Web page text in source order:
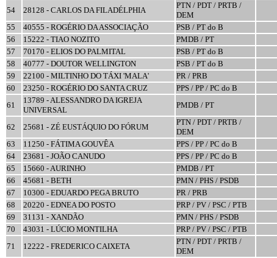
54
28128 - CARLOS DA FILADÉLPHIA
PTN / PDT / PRTB /
DEM
55
40555 - ROGÉRIO DA ASSOCIAÇÃO PSB / PT do B
56
15222 - TIAO NOZITO PMDB / PT
57
70170 - ELIOS DO PALMITAL PSB / PT do B
58
40777 - DOUTOR WELLINGTON PSB / PT do B
59
22100 - MILTINHO DO TÁXI 'MALA' PR / PRB
60
23250 - ROGÉRIO DO SANTA CRUZ PPS / PP / PC do B
61
13789 - ALESSANDRO DA IGREJA
UNIVERSAL
PMDB / PT
62 25681 - ZÉ EUSTÁQUIO DO FÓRUM
PTN / PDT / PRTB /
DEM
63
11250 - FÁTIMA GOUVÊA PPS / PP / PC do B
64
23681 - JOÃO CANUDO PPS / PP / PC do B
65
15660 - AURINHO PMDB / PT
66
45681 - BETH PMN / PHS / PSDB
67
10300 - EDUARDO PEGA BRUTO PR / PRB
68
20220 - EDNEA DO POSTO PRP / PV / PSC / PTB
69
31131 - XANDÃO PMN / PHS / PSDB
70
43031 - LÚCIO MONTILHA PRP / PV / PSC / PTB
71
12222 - FREDERICO CAIXETA
PTN / PDT / PRTB /
DEM